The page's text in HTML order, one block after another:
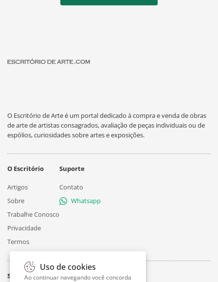
O Escritório de Arte é um portal dedicado à compra e venda de obras
de arte de artistas consagrados, avaliação de peças individuais ou de
espólios, curiosidades sobre artes e exposições.
O Escritório
Artigos
Sobre
Trabalhe Conosco
Privacidade
Termos
Suporte
Contato
Whatsapp
Siga
Uso de cookies
Ao continuar navegando você concorda